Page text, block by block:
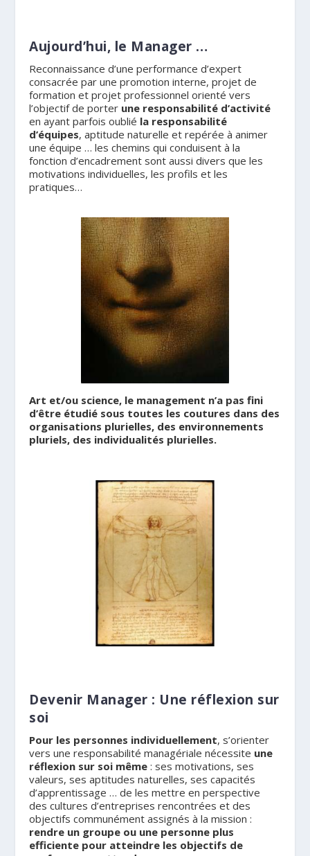
Aujourd’hui, le Manager …
Reconnaissance d’une performance d’expert
consacrée par une promotion interne, projet de
formation et projet professionnel orienté vers
l’objectif de porter une responsabilité d’activité
en ayant parfois oublié la responsabilité
d’équipes, aptitude naturelle et repérée à animer
une équipe … les chemins qui conduisent à la
fonction d’encadrement sont aussi divers que les
motivations individuelles, les profils et les
pratiques…
Art et/ou science, le management n’a pas fini
d’être étudié sous toutes les coutures dans des
organisations plurielles, des environnements
pluriels, des individualités plurielles.
Devenir Manager : Une réflexion sur
soi
Pour les personnes individuellement, s’orienter
vers une responsabilité managériale nécessite une
réflexion sur soi même : ses motivations, ses
valeurs, ses aptitudes naturelles, ses capacités
d’apprentissage … de les mettre en perspective
des cultures d’entreprises rencontrées et des
objectifs communément assignés à la mission :
rendre un groupe ou une personne plus
efficiente pour atteindre les objectifs de